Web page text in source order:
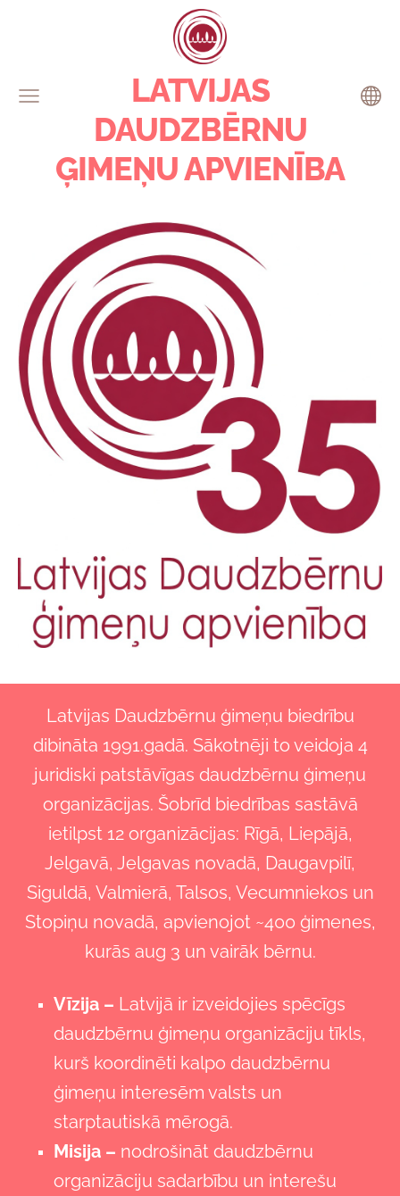
LATVIJAS
DAUDZBĒRNU
ĢIMEŅU APVIENĪBA
Latvijas Daudzbērnu ģimeņu biedrību
dibināta 1991.gadā. Sākotnēji to veidoja 4
juridiski patstāvīgas daudzbērnu ģimeņu
organizācijas. Šobrīd biedrības sastāvā
ietilpst 12 organizācijas: Rīgā, Liepājā,
Jelgavā, Jelgavas novadā, Daugavpilī,
Siguldā, Valmierā, Talsos, Vecumniekos un
Stopiņu novadā, apvienojot ~400 ģimenes,
kurās aug 3 un vairāk bērnu.
Vīzija – Latvijā ir izveidojies spēcīgs
daudzbērnu ģimeņu organizāciju tīkls,
kurš koordinēti kalpo daudzbērnu
ģimeņu interesēm valsts un
starptautiskā mērogā.
Misija – nodrošināt daudzbērnu
organizāciju sadarbību un interešu